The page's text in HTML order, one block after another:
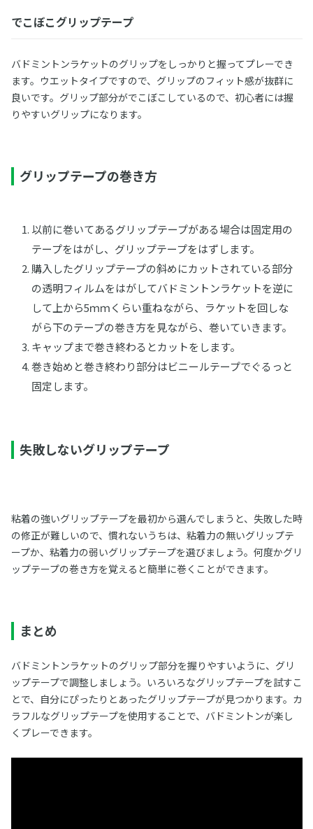
でこぼこグリップテープ
バドミントンラケットのグリップをしっかりと握ってプレーでき
ます。ウエットタイプですので、グリップのフィット感が抜群に
良いです。グリップ部分がでこぼこしているので、初心者には握
りやすいグリップになります。
グリップテープの巻き方
以前に巻いてあるグリップテープがある場合は固定用の
テープをはがし、グリップテープをはずします。
購入したグリップテープの斜めにカットされている部分
の透明フィルムをはがしてバドミントンラケットを逆に
して上から5ｍｍくらい重ねながら、ラケットを回しな
がら下のテープの巻き方を見ながら、巻いていきます。
キャップまで巻き終わるとカットをします。
巻き始めと巻き終わり部分はビニールテープでぐるっと
固定します。
失敗しないグリップテープ
粘着の強いグリップテープを最初から選んでしまうと、失敗した時
の修正が難しいので、慣れないうちは、粘着力の無いグリップテ
ープか、粘着力の弱いグリップテープを選びましょう。何度かグリ
ップテープの巻き方を覚えると簡単に巻くことができます。
まとめ
バドミントンラケットのグリップ部分を握りやすいように、グリ
ップテープで調整しましょう。いろいろなグリップテープを試すこ
とで、自分にぴったりとあったグリップテープが見つかります。カ
ラフルなグリップテープを使用することで、バドミントンが楽し
くプレーできます。